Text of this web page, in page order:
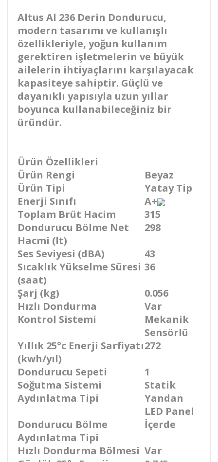
Altus Al 236 Derin Dondurucu,
modern tasarımı ve kullanışlı
özellikleriyle, yoğun kullanım
gerektiren işletmelerin ve büyük
ailelerin ihtiyaçlarını karşılayacak
kapasiteye sahiptir. Güçlü ve
dayanıklı yapısıyla uzun yıllar
boyunca kullanabileceğiniz bir
üründür.
Ürün Özellikleri
Ürün Rengi
Beyaz
Ürün Tipi
Yatay Tip
Enerji Sınıfı
A+
Toplam Brüt Hacim
315
Dondurucu Bölme Net
Hacmi (lt)
298
Ses Seviyesi (dBA)
43
Sıcaklık Yükselme Süresi
(saat)
36
Şarj (kg)
0.056
Hızlı Dondurma
Var
Kontrol Sistemi
Mekanik
Sensörlü
Yıllık 25°c Enerji Sarfiyatı
(kwh/yıl)
272
Dondurucu Sepeti
1
Soğutma Sistemi
Statik
Aydınlatma Tipi
Yandan
LED Panel
Dondurucu Bölme
Aydınlatma Tipi
İçerde
Hızlı Dondurma Bölmesi Var